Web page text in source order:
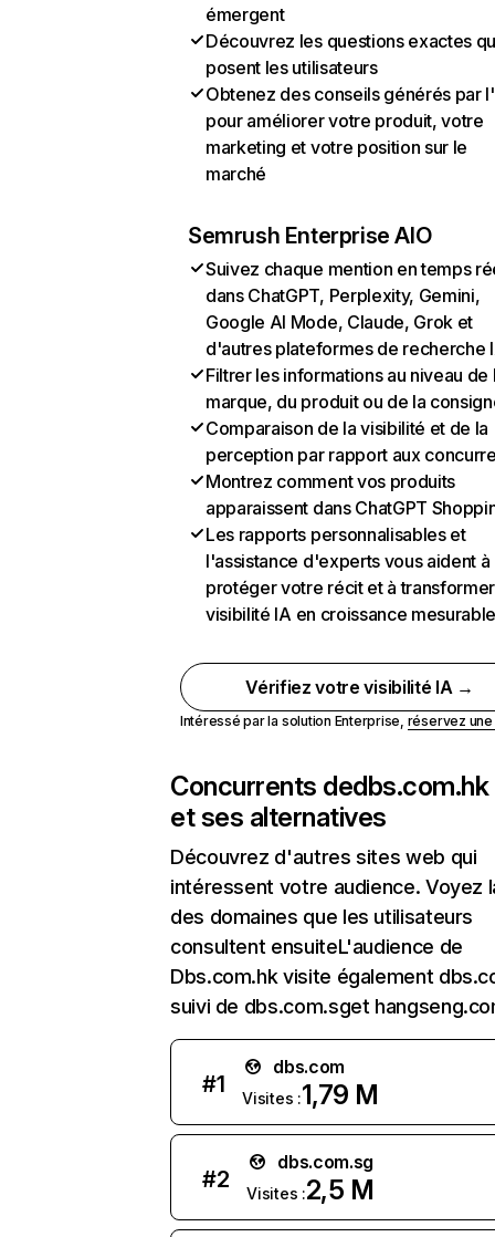
émergent
Découvrez les questions exactes
posent les utilisateurs
Obtenez des conseils générés par
pour améliorer votre produit, votre
marketing et votre position sur le
marché
Semrush Enterprise AIO
Suivez chaque mention en temps
dans ChatGPT, Perplexity, Gemini,
Google AI Mode, Claude, Grok et
d'autres plateformes de recherche
Filtrer les informations au niveau de
marque, du produit ou de la
Comparaison de la visibilité et de la
perception par rapport aux
Montrez comment vos produits
apparaissent dans ChatGPT
Les rapports personnalisables et
l'assistance d'experts vous aident à
protéger votre récit et à
visibilité IA en croissance
Vérifiez votre visibilité IA →
Intéressé par la solution Enterprise, réservez
Concurrents dedbs.com.hk
et ses alternatives
Découvrez d'autres sites web qui
intéressent votre audience. Voyez
des domaines que les utilisateurs
consultent ensuiteL'audience de
Dbs.com.hk visite également
suivi de dbs.com.sget
#1
dbs.com
Visites :1,79 M
#2
dbs.com.sg
Visites :2,5 M